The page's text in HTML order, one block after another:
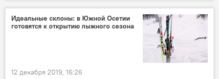
Идеальные склоны: в Южной Осетии
готовятся к открытию лыжного сезона
12 декабря 2019, 16:26